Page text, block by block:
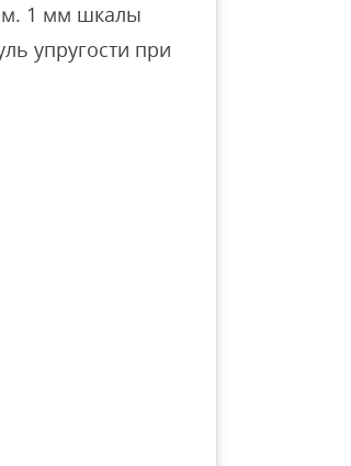
1 мм шкалы
упругости при